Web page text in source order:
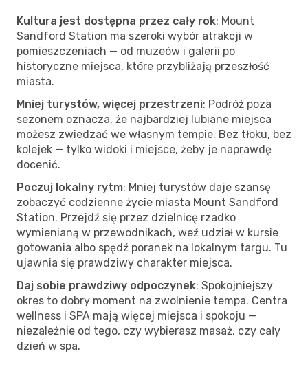
Kultura jest dostępna przez cały rok: Mount
Sandford Station ma szeroki wybór atrakcji w
pomieszczeniach — od muzeów i galerii po
historyczne miejsca, które przybliżają przeszłość
miasta.
Mniej turystów, więcej przestrzeni: Podróż poza
sezonem oznacza, że najbardziej lubiane miejsca
możesz zwiedzać we własnym tempie. Bez tłoku, bez
kolejek — tylko widoki i miejsce, żeby je naprawdę
docenić.
Poczuj lokalny rytm: Mniej turystów daje szansę
zobaczyć codzienne życie miasta Mount Sandford
Station. Przejdź się przez dzielnicę rzadko
wymienianą w przewodnikach, weź udział w kursie
gotowania albo spędź poranek na lokalnym targu. Tu
ujawnia się prawdziwy charakter miejsca.
Daj sobie prawdziwy odpoczynek: Spokojniejszy
okres to dobry moment na zwolnienie tempa. Centra
wellness i SPA mają więcej miejsca i spokoju —
niezależnie od tego, czy wybierasz masaż, czy cały
dzień w spa.